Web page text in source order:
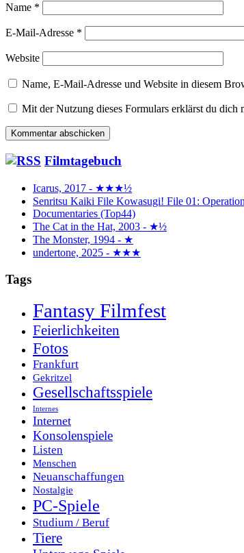
Name *
E-Mail-Adresse *
Website
Name, E-Mail-Adresse und Website in diesem
Mit der Nutzung dieses Formulars erklärst du dich
Filmtagebuch
Icarus, 2017 - ★★★½
Senritsu Kaiki File Kowasugi! File 01:
Documentaries (Top44)
The Cat in the Hat, 2003 - ★½
The Monster, 1994 - ★
undertone, 2025 - ★★★
Tags
Fantasy Filmfest
Feierlichkeiten
Fotos
Frankfurt
Gekritzel
Gesellschaftsspiele
Internes
Internet
Konsolenspiele
Listen
Menschen
Neuanschaffungen
Nostalgie
PC-Spiele
Studium / Beruf
Tiere